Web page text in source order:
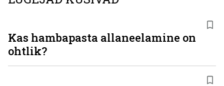
Kas hambapasta alla­neelamine on
ohtlik?